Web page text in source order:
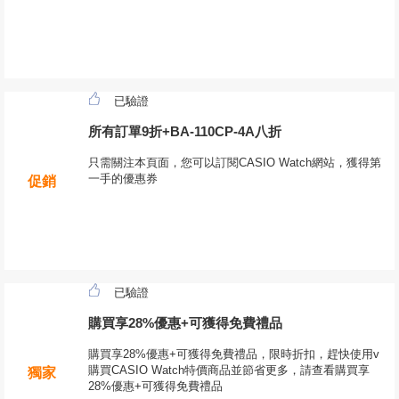
促銷
已驗證
所有訂單9折+BA-110CP-4A八折
只需關注本頁面，您可以訂閱CASIO Watch網站，獲得第
一手的優惠券
獨家
已驗證
購買享28%優惠+可獲得免費禮品
購買享28%優惠+可獲得免費禮品，限時折扣，趕快使用v
購買CASIO Watch特價商品並節省更多，請查看購買享
28%優惠+可獲得免費禮品